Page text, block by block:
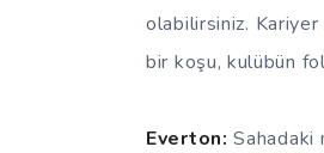
olabilirsiniz.
bir koşu, kulübün
Everton:Sahadaki